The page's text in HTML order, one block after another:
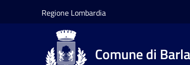
Regione Lombardia
Comune di